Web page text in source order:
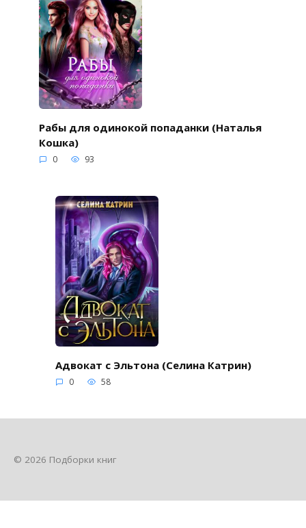
Рабы для одинокой попаданки (Наталья
Кошка)
0 93
Адвокат с Эльтона (Селина Катрин)
0 58
© 2026 Подборки книг